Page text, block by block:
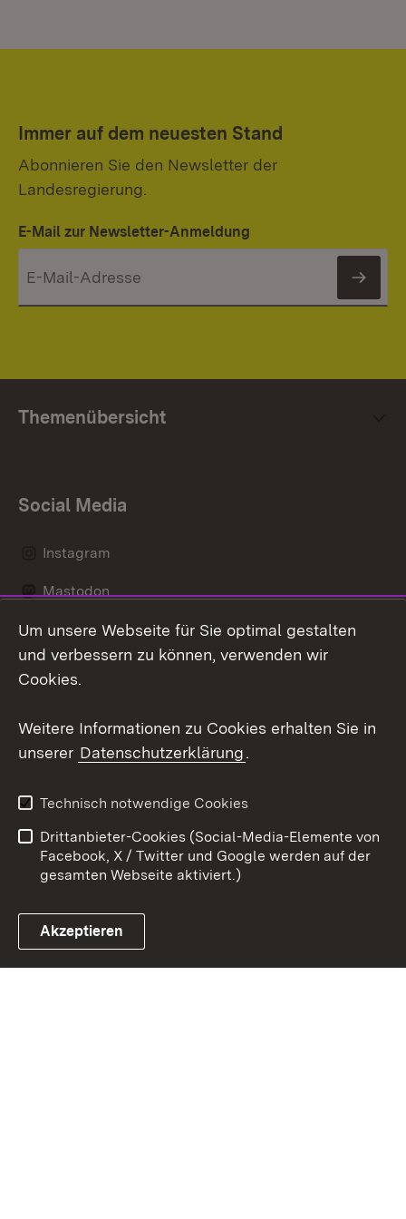
Immer auf dem neuesten Stand
Abonnieren Sie den Newsletter der
Landesregierung.
E-Mail zur Newsletter-Anmeldung
Themenübersicht
Social Media
Instagram
Mastodon
Messenger
Link zum Landesportal
Kontakt
Impressum
Cookies
Um unsere Webseite für Sie optimal gestalten
und verbessern zu können, verwenden wir
Cookies.
Weitere Informationen zu Cookies erhalten Sie in
unserer Datenschutzerklärung.
Technisch notwendige Cookies
Drittanbieter-Cookies (Social-Media-Elemente von
Facebook, X / Twitter und Google werden auf der
gesamten Webseite aktiviert.)
Akzeptieren